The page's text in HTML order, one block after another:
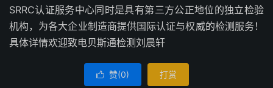
SRRC认证服务中心同时是具有第三方公正地位的独立检验
机构，为各大企业制造商提供国际认证与权威的检测服务！
具体详情欢迎致电贝斯通检测刘晨轩
 赞(0) 打赏